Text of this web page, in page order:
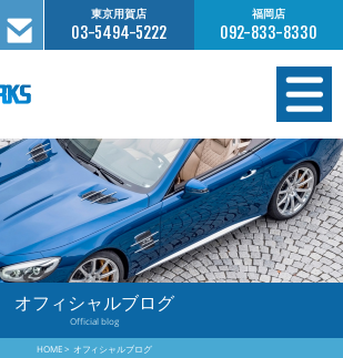
東京用賀店
03-5494-5222
福岡店
092-833-8330
在庫情報
オーダー販売
工場サービス
保証について
オフィシャルブログ
Official blog
HOME オフィシャルブログ